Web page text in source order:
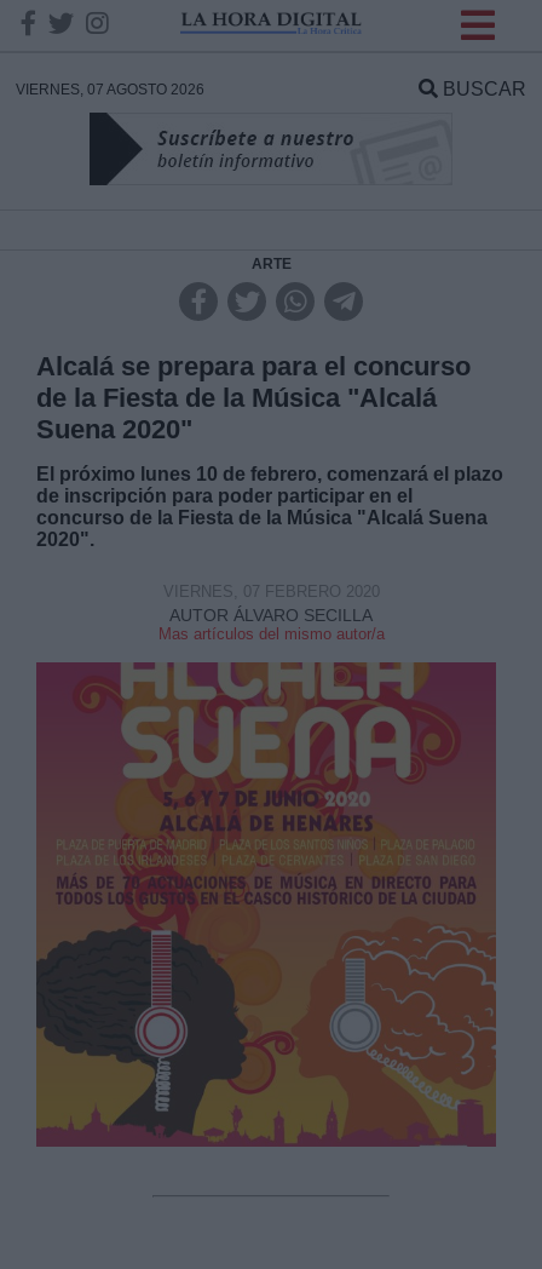
VIERNES, 07 AGOSTO 2026 BUSCAR
ARTE
Alcalá se prepara para el concurso
de la Fiesta de la Música "Alcalá
Suena 2020"
El próximo lunes 10 de febrero, comenzará el plazo
de inscripción para poder participar en el
concurso de la Fiesta de la Música "Alcalá Suena
2020".
AUTOR ÁLVARO SECILLA
Mas artículos del mismo autor/a
VIERNES, 07 FEBRERO 2020
DATOS
Responsable:
Legitimación:
Destinatarios:
Derechos:
link
Información adicional